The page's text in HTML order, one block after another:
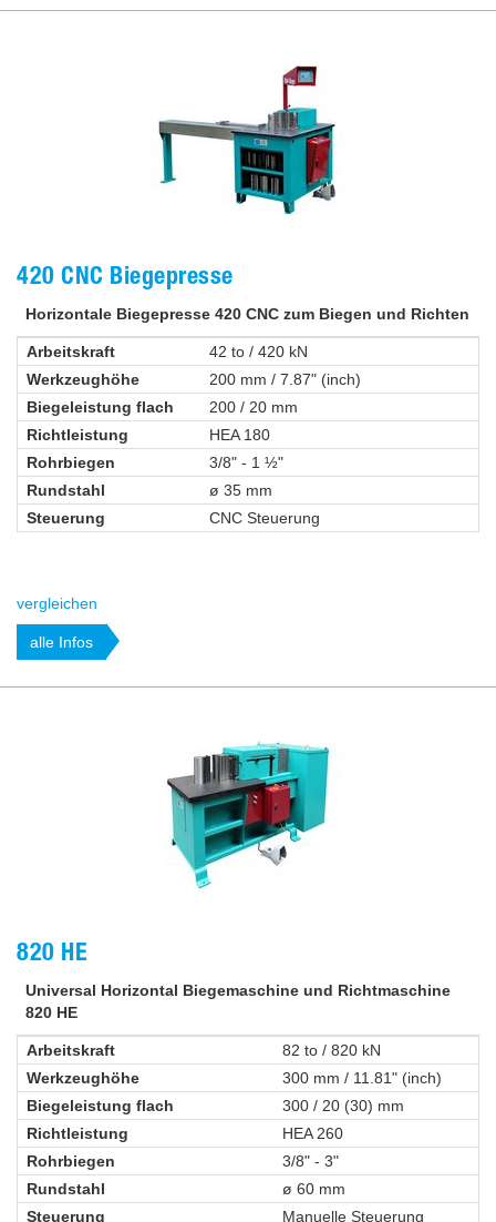
420 CNC Biegepresse
Horizontale Biegepresse 420 CNC zum Biegen und Richten
Arbeitskraft
42 to / 420 kN
Werkzeughöhe
200 mm / 7.87" (inch)
Biegeleistung flach
200 / 20 mm
Richtleistung
HEA 180
Rohrbiegen
3/8" - 1 ½"
Rundstahl
ø 35 mm
Steuerung
CNC Steuerung
vergleichen
alle Infos
820 HE
Universal Horizontal Biegemaschine und Richtmaschine
820 HE
Arbeitskraft
82 to / 820 kN
Werkzeughöhe
300 mm / 11.81" (inch)
Biegeleistung flach
300 / 20 (30) mm
Richtleistung
HEA 260
Rohrbiegen
3/8" - 3"
Rundstahl
ø 60 mm
Steuerung
Manuelle Steuerung